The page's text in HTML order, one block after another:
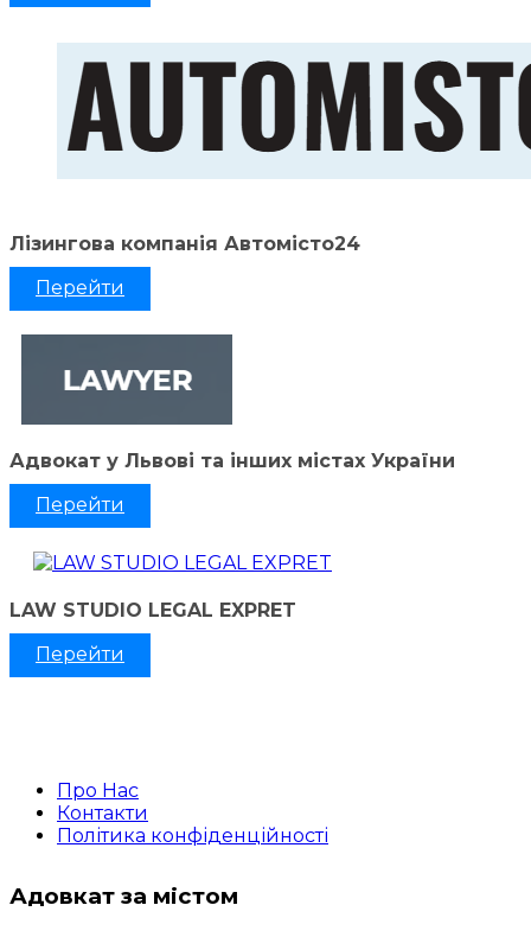
Лізингова компанія Автомісто24
Перейти
Адвокат у Львові та інших містах України
Перейти
LAW STUDIO LEGAL EXPRET
Перейти
Про Нас
Контакти
Політика конфіденційності
Адовкат за містом